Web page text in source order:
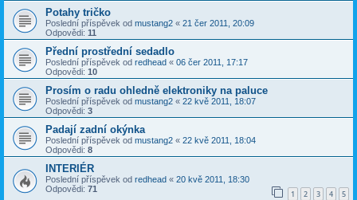
Potahy tričko
Poslední příspěvek od mustang2 « 21 čer 2011, 20:09
Odpovědi: 11
Přední prostřední sedadlo
Poslední příspěvek od redhead « 06 čer 2011, 17:17
Odpovědi: 10
Prosím o radu ohledně elektroniky na paluce
Poslední příspěvek od mustang2 « 22 kvě 2011, 18:07
Odpovědi: 3
Padají zadní okýnka
Poslední příspěvek od mustang2 « 22 kvě 2011, 18:04
Odpovědi: 8
INTERIÉR
Poslední příspěvek od redhead « 20 kvě 2011, 18:30
Odpovědi: 71 1 2 3 4 5